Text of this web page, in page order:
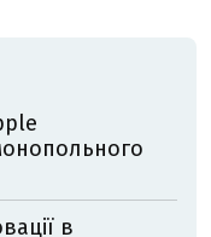
в